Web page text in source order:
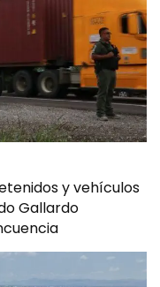
y vehículos
Gallardo